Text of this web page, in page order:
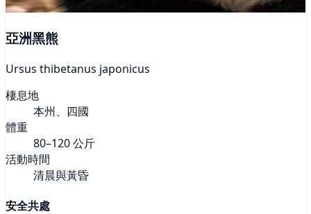
亞洲黑熊
Ursus thibetanus japonicus
棲息地
本州、四國
體重
80–120 公斤
活動時間
清晨與黃昏
安全共處